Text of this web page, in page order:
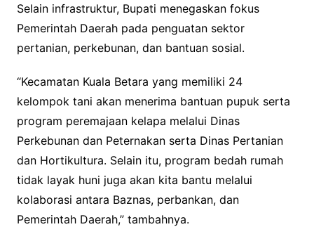
Selain infrastruktur, Bupati menegaskan fokus
Pemerintah Daerah pada penguatan sektor
pertanian, perkebunan, dan bantuan sosial.
“Kecamatan Kuala Betara yang memiliki 24
kelompok tani akan menerima bantuan pupuk serta
program peremajaan kelapa melalui Dinas
Perkebunan dan Peternakan serta Dinas Pertanian
dan Hortikultura. Selain itu, program bedah rumah
tidak layak huni juga akan kita bantu melalui
kolaborasi antara Baznas, perbankan, dan
Pemerintah Daerah,” tambahnya.